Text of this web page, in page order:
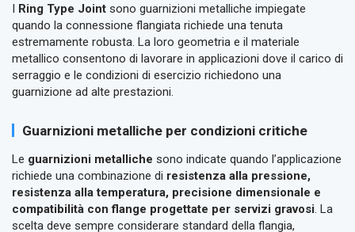
I Ring Type Joint sono guarnizioni metalliche impiegate
quando la connessione flangiata richiede una tenuta
estremamente robusta. La loro geometria e il materiale
metallico consentono di lavorare in applicazioni dove il carico di
serraggio e le condizioni di esercizio richiedono una
guarnizione ad alte prestazioni.
Guarnizioni metalliche per condizioni critiche
Le guarnizioni metalliche sono indicate quando l’applicazione
richiede una combinazione di resistenza alla pressione,
resistenza alla temperatura, precisione dimensionale e
compatibilità con flange progettate per servizi gravosi. La
scelta deve sempre considerare standard della flangia,